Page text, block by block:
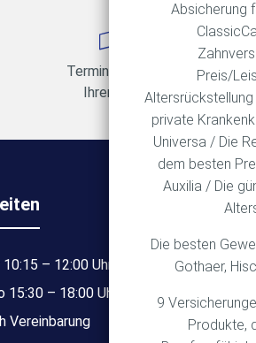
Absicherung
Preis/
private
Universa / Die
dem besten
Auxilia / Die
Die besten
Gothaer,
9
Produkte,
Termine am Ort
Ihrer Wahl
– 12:00 Uhr
15:30 – 18:00 Uhr
Vereinbarung